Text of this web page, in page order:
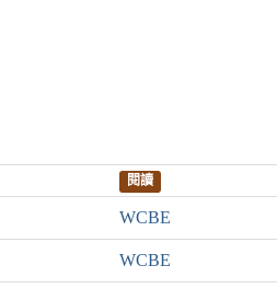
閱讀
WCBE
WCBE